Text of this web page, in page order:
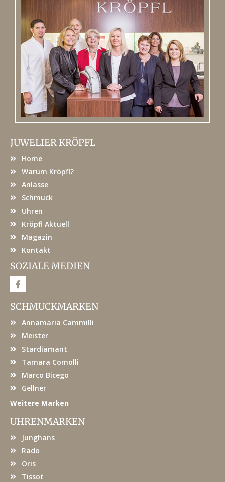
JUWELIER KRÖPFL
Home
Warum Kröpfl?
Anlässe
Schmuck
Uhren
Kröpfl Aktuell
Magazin
Kontakt
SOZIALE MEDIEN
F
a
e
b
o
SCHMUCKMARKEN
Annamaria Cammilli
Meister
Stardiamant
Tamara Comolli
Marco Bicego
Gellner
Weitere Marken
UHRENMARKEN
Junghans
Rado
Oris
Tissot